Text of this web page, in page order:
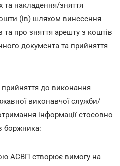
та накладення/зняття
(ів) шляхом винесення
про зняття арешту з коштів
документа та прийняття
до виконання
виконавчої служби/
інформації стосовно
боржника:
АСВП створює вимогу на